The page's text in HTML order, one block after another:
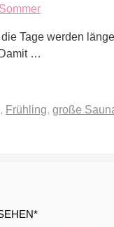
Tage werden
…
, Frühling, große